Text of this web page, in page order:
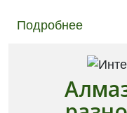
Подробнее